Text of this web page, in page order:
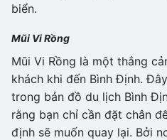
biển.
Mũi Vi Rồng
Mũi Vi Rồng là một thắng
khách khi đến Bình Định.
trong bản đồ du lịch Bình
rằng bạn chỉ cần đặt chân
định sẽ muốn quay lại. Bởi